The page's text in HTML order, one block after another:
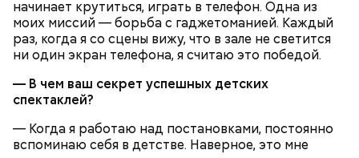
начинает крутиться, играть в телефон. Одна из
моих миссий — борьба с гаджетоманией. Каждый
раз, когда я со сцены вижу, что в зале не светится
ни один экран телефона, я считаю это победой.
— В чем ваш секрет успешных детских
спектаклей?
— Когда я работаю над постановками, постоянно
вспоминаю себя в детстве. Наверное, это мне
юности моея, во всем житии моем, делом, словом,
помышлением и всеми моими чувствы; и во исходе
души моея помози ми окаянному, умоли Господа
Бога, всея твари Содетеля, избавити мя воздушных
Отца и Сына и Святаго Духа, и твое милостивное
предстательство, ныне и присно и во веки веков.
Аминь.
в кипяток, варить 5-6 минут, настоять 40-60 минут.
Морковь натереть на терке, лук и грибы порубить.
Воду с фасолью довести до кипения, опустить в
нее грибы, морковь и лук, посолить по вкусу,
подаче на стол заправить суп растительным
маслом, посыпать зеленью укропа и петрушки и
черным молотым перцем.